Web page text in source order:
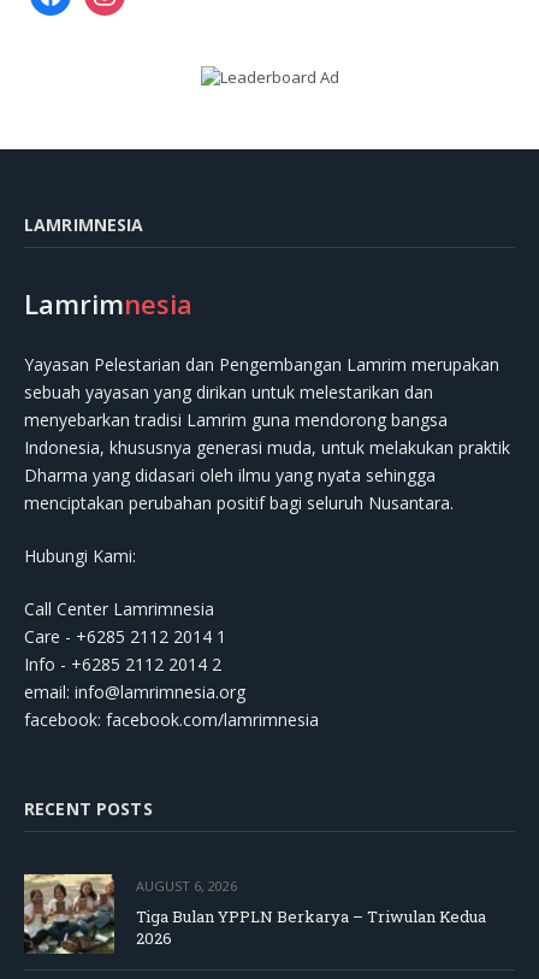
LAMRIMNESIA
Lamrimnesia
Yayasan Pelestarian dan Pengembangan Lamrim merupakan
sebuah yayasan yang dirikan untuk melestarikan dan
menyebarkan tradisi Lamrim guna mendorong bangsa
Indonesia, khususnya generasi muda, untuk melakukan praktik
Dharma yang didasari oleh ilmu yang nyata sehingga
menciptakan perubahan positif bagi seluruh Nusantara.
Hubungi Kami:
Call Center Lamrimnesia
Care - +6285 2112 2014 1
Info - +6285 2112 2014 2
email: info@lamrimnesia.org
facebook: facebook.com/lamrimnesia
RECENT POSTS
AUGUST 6, 2026
Tiga Bulan YPPLN Berkarya – Triwulan Kedua
2026